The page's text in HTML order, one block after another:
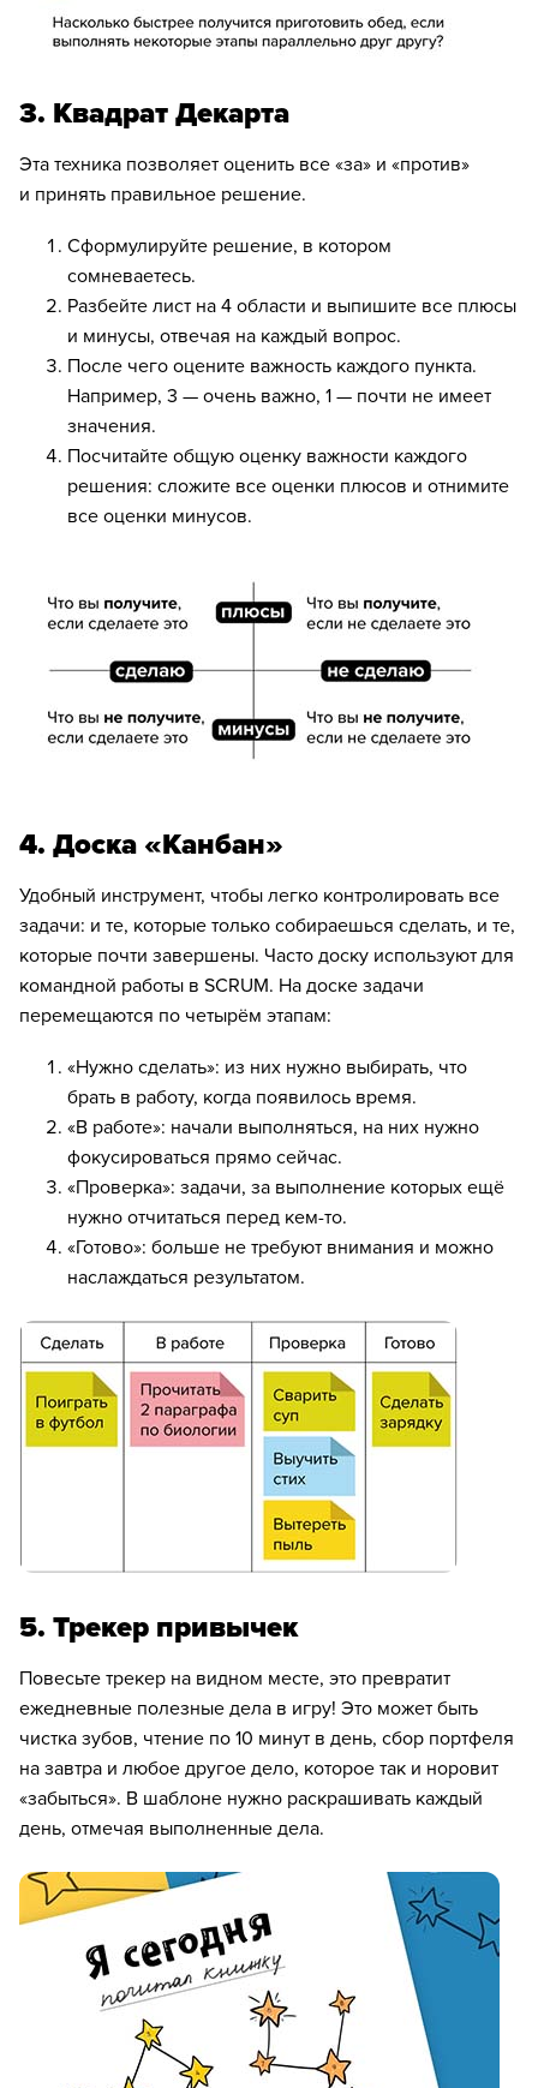
3. Квадрат Декарта
Эта техника позволяет оценить все «за» и «против»
и принять правильное решение.
Сформулируйте решение, в котором
сомневаетесь.
Разбейте лист на 4 области и выпишите все плюсы
и минусы, отвечая на каждый вопрос.
После чего оцените важность каждого пункта.
Например, 3 — очень важно, 1 — почти не имеет
значения.
Посчитайте общую оценку важности каждого
решения: сложите все оценки плюсов и отнимите
все оценки минусов.
4. Доска «Канбан»
Удобный инструмент, чтобы легко контролировать все
задачи: и те, которые только собираешься сделать, и те,
которые почти завершены. Часто доску используют для
командной работы в SCRUM. На доске задачи
перемещаются по четырём этапам:
«Нужно сделать»: из них нужно выбирать, что
брать в работу, когда появилось время.
«В работе»: начали выполняться, на них нужно
фокусироваться прямо сейчас.
«Проверка»: задачи, за выполнение которых ещё
нужно отчитаться перед кем-то.
«Готово»: больше не требуют внимания и можно
наслаждаться результатом.
5. Трекер привычек
Повесьте трекер на видном месте, это превратит
ежедневные полезные дела в игру! Это может быть
чистка зубов, чтение по 10 минут в день, сбор портфеля
на завтра и любое другое дело, которое так и норовит
«забыться». В шаблоне нужно раскрашивать каждый
день, отмечая выполненные дела.